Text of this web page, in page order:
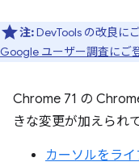
注:DevTools の改良に
Google ユーザー調査にご
Chrome 71 の
きな変更が加えられ
カーソルをラ